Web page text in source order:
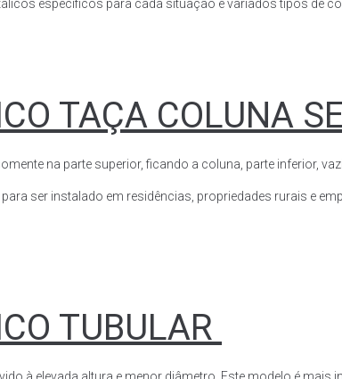
específicos para cada situação e variados tipos de
TAÇA COLUNA
na parte superior, ficando a coluna, parte inferior,
ser instalado em residências, propriedades rurais e
TUBULAR